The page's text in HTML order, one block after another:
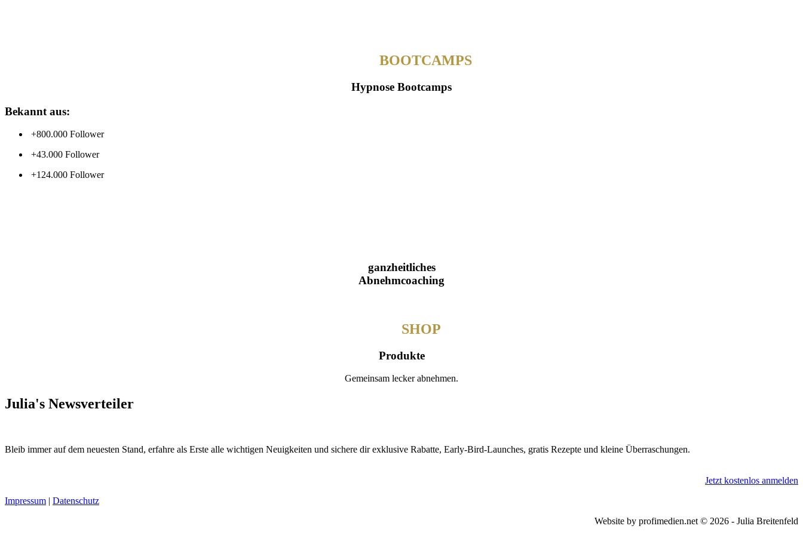
BOOTCAMPS
Hypnose Bootcamps
Bekannt aus:
+800.000 Follower
+43.000 Follower
+124.000 Follower
ganzheitliches
Abnehm­coaching
SHOP
Produkte
Gemeinsam lecker abnehmen.
Julia's Newsverteiler
Bleib immer auf dem neuesten Stand, erfahre als Erste alle wichtigen Neuigkeiten und sichere dir exklusive Rabatte, Early-Bird-Launches, gratis Rezepte und kleine Überraschungen.
Jetzt kostenlos anmelden
Impressum | Datenschutz
Website by profimedien.net © 2026 - Julia Breitenfeld